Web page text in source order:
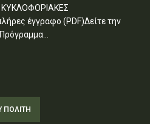
ΚΥΚΛΟΦΟΡΙΑΚΕΣ
έγγραφο (PDF)Δείτε την
ΠΟΛΊΤΗ